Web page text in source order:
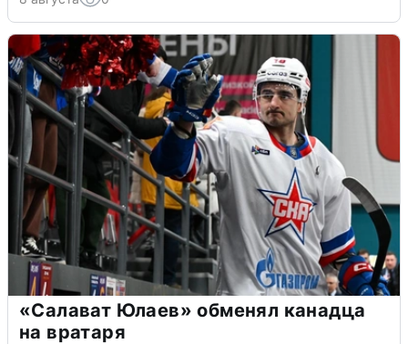
«Салават Юлаев» обменял канадца
на вратаря